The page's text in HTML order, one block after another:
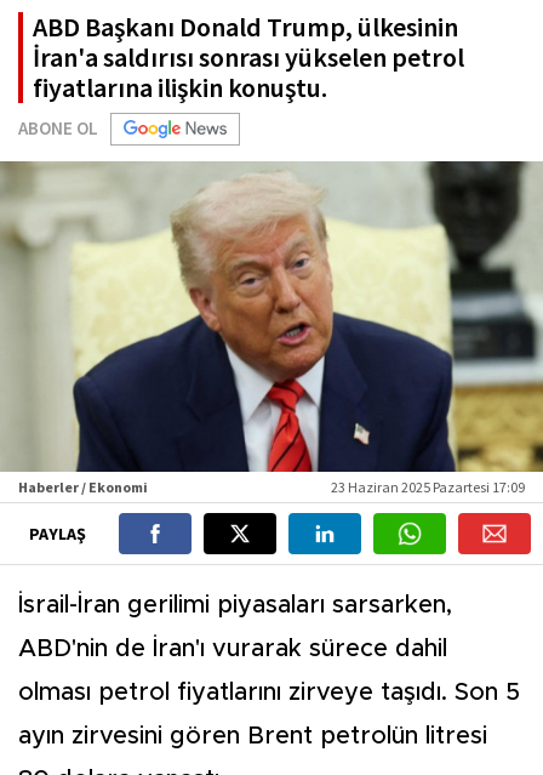
ABD Başkanı Donald Trump, ülkesinin
İran'a saldırısı sonrası yükselen petrol
fiyatlarına ilişkin konuştu.
ABONE OL
Haberler / Ekonomi 23 Haziran 2025 Pazartesi 17:09
PAYLAŞ
İsrail-İran gerilimi piyasaları sarsarken,
ABD'nin de İran'ı vurarak sürece dahil
olması petrol fiyatlarını zirveye taşıdı. Son 5
ayın zirvesini gören Brent petrolün litresi